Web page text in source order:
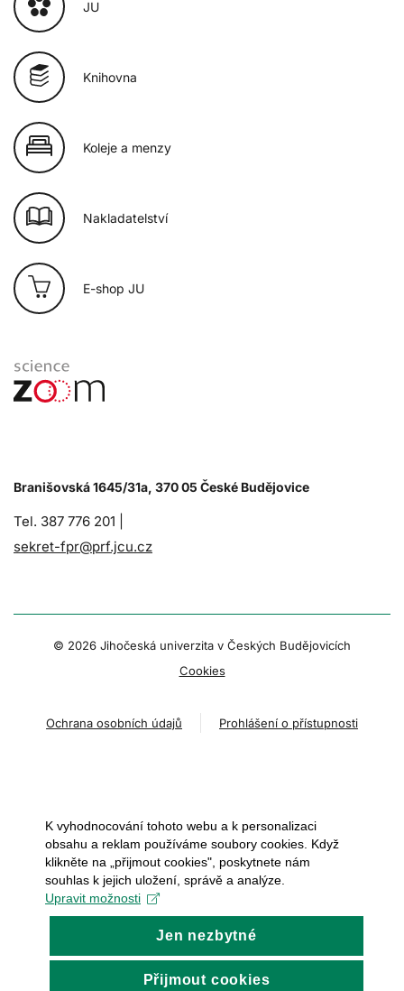
JU
Knihovna
Koleje a menzy
Nakladatelství
E-shop JU
Branišovská 1645/31a, 370 05 České Budějovice
Tel. 387 776 201 |
sekret-fpr@prf.jcu.cz
© 2026 Jihočeská univerzita v Českých Budějovicích
Cookies
Ochrana osobních údajů Prohlášení o přístupnosti
K vyhodnocování tohoto webu a k personalizaci
obsahu a reklam používáme soubory cookies. Když
klikněte na „přijmout cookies", poskytnete nám
souhlas k jejich uložení, správě a analýze.
Upravit možnosti
Jen nezbytné
Přijmout cookies